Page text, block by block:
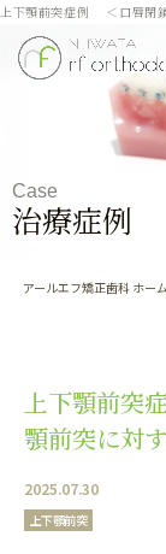
上下顎前突症例 ＜口唇閉
Case
治療症例
アールエフ矯正歯科 ホー
上下顎前
顎前突に対
2025.07.30
上下顎前突